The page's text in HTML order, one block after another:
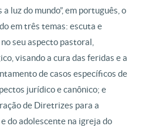
a luz do mundo”, em português, o
em três temas: escuta e
seu aspecto pastoral,
visando a cura das feridas e a
de casos específicos de
jurídico e canônico; e
de Diretrizes para a
do adolescente na igreja do